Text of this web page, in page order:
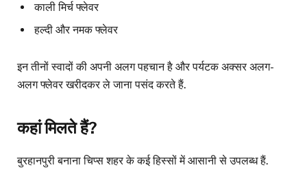
काली मिर्च फ्लेवर
हल्दी और नमक फ्लेवर
इन तीनों स्वादों की अपनी अलग पहचान है और पर्यटक अक्सर अलग-
अलग फ्लेवर खरीदकर ले जाना पसंद करते हैं.
कहां मिलते हैं?
बुरहानपुरी बनाना चिप्स शहर के कई हिस्सों में आसानी से उपलब्ध हैं.